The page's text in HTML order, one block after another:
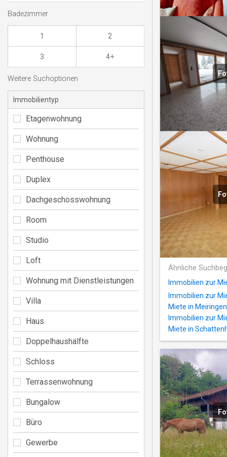
Ähnliche
Immobilien zur
Immobilien zur
Miete in Meiringen
Immobilien zur
Miete in
Badezimmer
1 2
3 4+
Weitere Suchoptionen
Immobilientyp
Etagenwohnung
Wohnung
Penthouse
Duplex
Dachgeschosswohnung
Room
Studio
Loft
Wohnung mit Dienstleistungen
Villa
Haus
Doppelhaushälfte
Schloss
Terrassenwohnung
Bungalow
Büro
Gewerbe